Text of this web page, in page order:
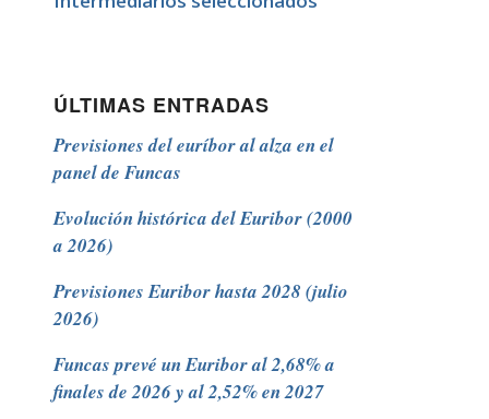
ÚLTIMAS ENTRADAS
Previsiones del euríbor al alza en el
panel de Funcas
Evolución histórica del Euribor (2000
a 2026)
Previsiones Euribor hasta 2028 (julio
2026)
Funcas prevé un Euribor al 2,68% a
finales de 2026 y al 2,52% en 2027